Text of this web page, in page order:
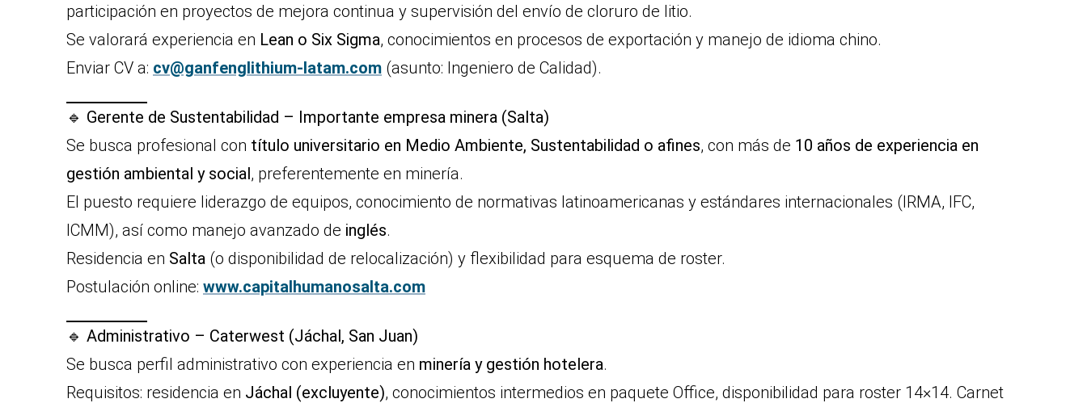
participación en proyectos de mejora continua y supervisión del envío de cloruro de litio.
Se valorará experiencia en Lean o Six Sigma, conocimientos en procesos de exportación y manejo de idioma chino.
Enviar CV a: cv@ganfenglithium-latam.com (asunto: Ingeniero de Calidad).
🔹 Gerente de Sustentabilidad – Importante empresa minera (Salta)
Se busca profesional con título universitario en Medio Ambiente, Sustentabilidad o afines, con más de 10 años de experiencia en
gestión ambiental y social, preferentemente en minería.
El puesto requiere liderazgo de equipos, conocimiento de normativas latinoamericanas y estándares internacionales (IRMA, IFC,
ICMM), así como manejo avanzado de inglés.
Residencia en Salta (o disponibilidad de relocalización) y flexibilidad para esquema de roster.
Postulación online: www.capitalhumanosalta.com
🔹 Administrativo – Caterwest (Jáchal, San Juan)
Se busca perfil administrativo con experiencia en minería y gestión hotelera.
Requisitos: residencia en Jáchal (excluyente), conocimientos intermedios en paquete Office, disponibilidad para roster 14×14. Carnet